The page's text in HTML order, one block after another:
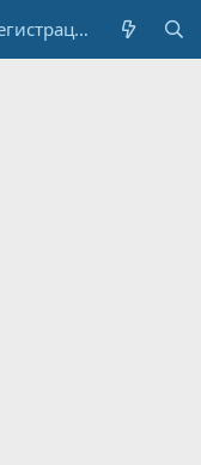
Регистрация